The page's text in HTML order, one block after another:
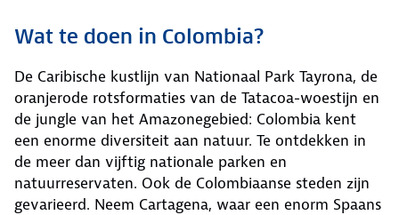
Wat te doen in Colombia?
De Caribische kustlijn van Nationaal Park Tayrona, de
oranjerode rotsformaties van de Tatacoa-woestijn en
de jungle van het Amazonegebied: Colombia kent
een enorme diversiteit aan natuur. Te ontdekken in
de meer dan vijftig nationale parken en
natuurreservaten. Ook de Colombiaanse steden zijn
gevarieerd. Neem Cartagena, waar een enorm Spaans